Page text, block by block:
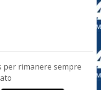
per rimanere sempre